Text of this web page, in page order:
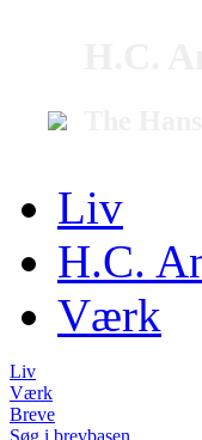
Liv
H.C.
Værk
Liv
Værk
Breve
Søg i brevbasen